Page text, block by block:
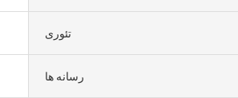
تئوری
رسانه ها